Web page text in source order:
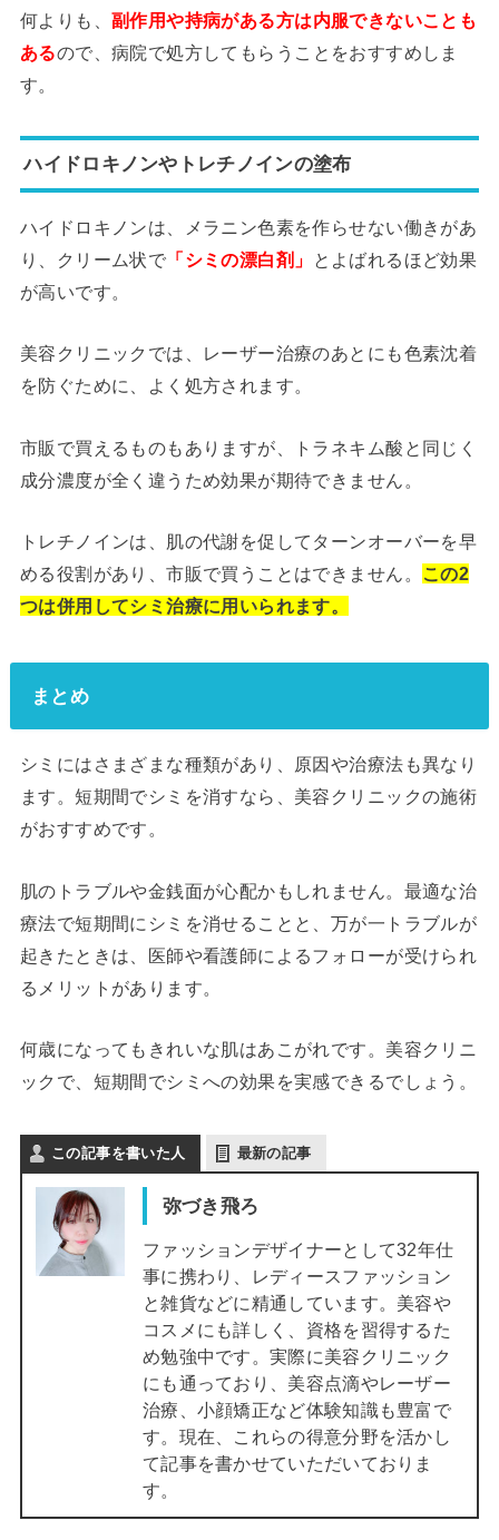
何よりも、 副作用や持病がある方は内服できないことも
あるので、病院で処方してもらうことをおすすめしま
す。
ハイドロキノンやトレチノインの塗布
ハイドロキノンは、メラニン色素を作らせない働きがあ
り、クリーム状で 「シミの漂白剤」
とよばれるほど効果
が高いです。
美容クリニックでは、レーザー治療のあとにも色素沈着
を防ぐために、よく処方されます。
市販で買えるものもありますが、トラネキム酸と同じく
成分濃度が全く違うため効果が期待できません。
トレチノインは、肌の代謝を促してターンオーバーを早
める役割があり、市販で買うことはできません。
この2
つは併用してシミ治療に用いられます。
まとめ
シミにはさまざまな種類があり、原因や治療法も異なり
ます。短期間でシミを消すなら、美容クリニックの施術
がおすすめです。
肌のトラブルや金銭面が心配かもしれません。最適な治
療法で短期間にシミを消せることと、万が一トラブルが
起きたときは、医師や看護師によるフォローが受けられ
るメリットがあります。
何歳になってもきれいな肌はあこがれです。美容クリニ
ックで、短期間でシミへの効果を実感できるでしょう。
この記事を書いた人 最新の記事
弥づき飛ろ
ファッションデザイナーとして32年仕
事に携わり、レディースファッション
と雑貨などに精通しています。美容や
コスメにも詳しく、資格を習得するた
め勉強中です。実際に美容クリニック
にも通っており、美容点滴やレーザー
治療、小顔矯正など体験知識も豊富で
す。現在、これらの得意分野を活かし
て記事を書かせていただいておりま
す。